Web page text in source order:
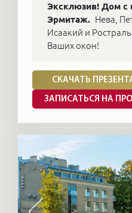
Эксклюзив! Дом с
Эрмитаж. Нева,
Исаакий и
Ваших окон!
СКАЧАТЬ
ЗАПИСАТЬСЯ НА